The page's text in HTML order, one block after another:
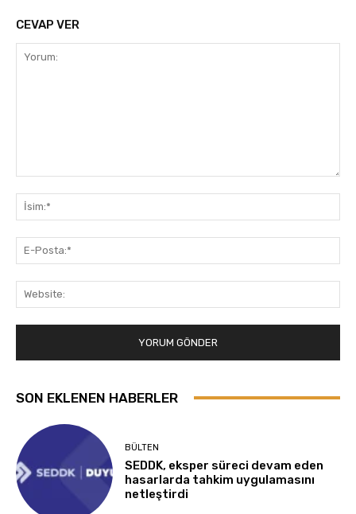
CEVAP VER
SON EKLENEN HABERLER
BÜLTEN
SEDDK, eksper süreci devam eden
hasarlarda tahkim uygulamasını
netleştirdi